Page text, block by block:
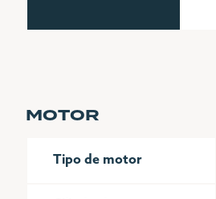
MOTOR
Tipo de motor